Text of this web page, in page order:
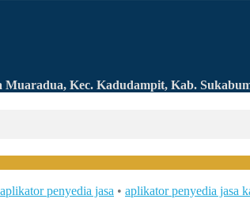
Kec. Kadudampit, Kab.
aplikator penyedia jasa • aplikator penyedia jasa